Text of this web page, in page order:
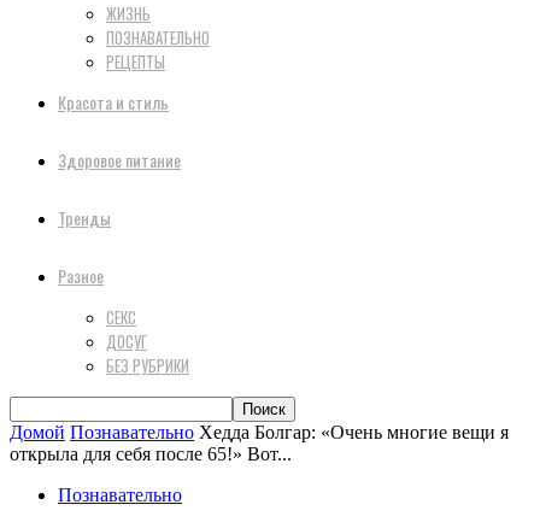
ЖИЗНЬ
ПОЗНАВАТЕЛЬНО
РЕЦЕПТЫ
Красота и стиль
Здоровое питание
Тренды
Разное
СЕКС
ДОСУГ
БЕЗ РУБРИКИ
Домой Познавательно Хедда Болгар: «Очень многие вещи я
открыла для себя после 65!» Вот...
Познавательно